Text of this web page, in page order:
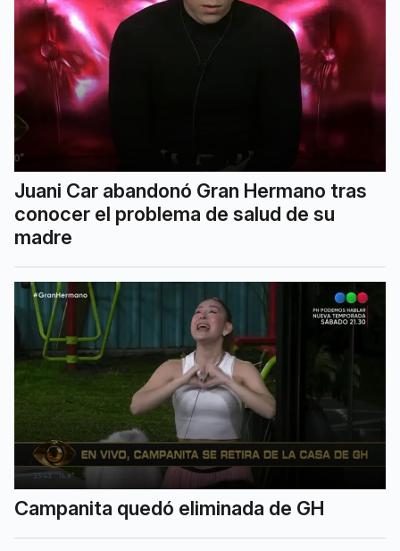
Juani Car abandonó Gran Hermano tras
conocer el problema de salud de su
madre
Campanita quedó eliminada de GH